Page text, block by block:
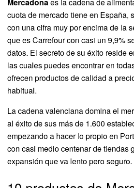
Mercadonaes la cadena de
cuota de mercado tiene en España,
con una cifra muy por encima de la
que es Carrefour con casi un 9,9%
datos. El secreto de su éxito reside
las cuales puedes encontrar en
ofrecen productos de calidad a
habitual.
La cadena valenciana domina el
al éxito de sus más de 1.600
empezando a hacer lo propio en
con casi medio centenar de tiendas
expansión que va lento pero seguro.